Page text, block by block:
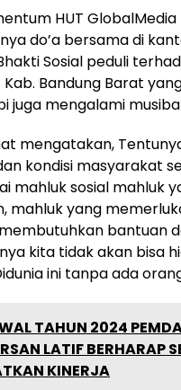
HUT
do’a bersama di
Sosial peduli
Bandung Barat
juga mengalami
mengatakan,
kondisi masyarakat
mahluk sosial mahluk
mahluk yang
bantuan
kita tidak akan bisa
ini tanpa ada
TAHUN 2024
LATIF BERHARAP
KINERJA